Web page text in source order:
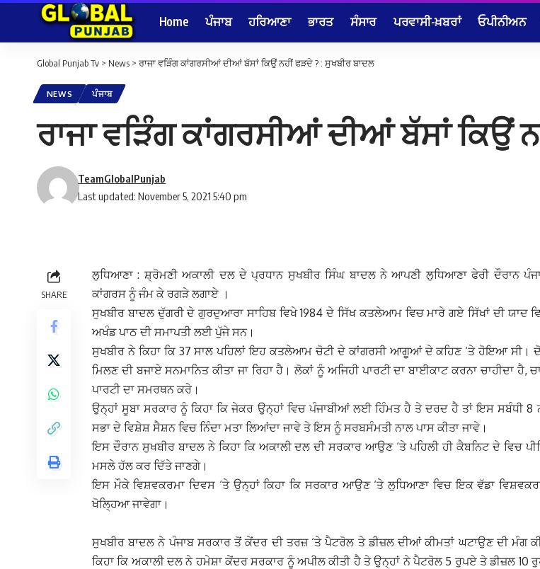
Home ਪੰਜਾਬ ਹਰਿਆਣਾ ਭਾਰਤ ਸੰਸਾਰ ਪਰਵਾਸੀ-ਖ਼ਬਰਾਂ ਓਪੀਨੀਅਨ
Global Punjab Tv > News > ਰਾਜਾ ਵੜਿੰਗ ਕਾਂਗਰਸੀਆਂ ਦੀਆਂ ਬੱਸਾਂ ਕਿਉਂ‌ ਨਹੀਂ ਫੜਦੇ ? : ਸੁਖਬੀਰ ਬਾਦਲ
NEWS ਪੰਜਾਬ
ਰਾਜਾ ਵੜਿੰਗ ਕਾਂਗਰਸੀਆਂ ਦੀਆਂ ਬੱਸਾਂ ਕਿਉਂ‌
Last updated: November 5, 2021 5:40 pm
TeamGlobalPunjab
SHARE
ਲੁਧਿਆਣਾ : ਸ਼੍ਰੋਮਣੀ ਅਕਾਲੀ ਦਲ ਦੇ ਪ੍ਰਧਾਨ ਸੁਖਬੀਰ ਸਿੰਘ ਬਾਦਲ ਨੇ ਆਪਣੀ ਲੁਧਿਆਣਾ ਫੇਰੀ ਦੌਰਾਨ
ਕਾਂਗਰਸ ਨੂੰ ਜੰਮ ਕੇ ਰਗੜੇ ਲਗਾਏ ।
ਸੁਖਬੀਰ ਬਾਦਲ ਦੁੱਗਰੀ ਦੇ ਗੁਰਦੁਆਰਾ ਸਾਹਿਬ ਵਿਖੇ 1984 ਦੇ ਸਿੱਖ ਕਤਲੇਆਮ ਵਿਚ ਮਾਰੇ ਗਏ ਸਿੱਖਾਂ ਦੀ ਯਾਦ
ਅਖੰਡ ਪਾਠ ਦੀ ਸਮਾਪਤੀ ਲਈ ਪੁੱਜੇ ਸਨ।
ਸੁਖਬੀਰ ਨੇ ਕਿਹਾ ਕਿ 37 ਸਾਲ ਪਹਿਲਾਂ ਇਹ ਕਤਲੇਆਮ ਚੋਟੀ ਦੇ ਕਾਂਗਰਸੀ ਆਗੂਆਂ ਦੇ ਕਹਿਣ ‘ਤੇ ਹੋਇਆ ਸੀ।
ਮਿਲਣ ਦੀ ਬਜਾਏ ਸਨਮਾਨਿਤ ਕੀਤਾ ਜਾ ਰਿਹਾ ਹੈ। ਲੋਕਾਂ ਨੂੰ ਅਜਿਹੀ ਪਾਰਟੀ ਦਾ ਬਾਈਕਾਟ ਕਰਨਾ ਚਾਹੀਦਾ ਹੈ,
ਪਾਰਟੀ ਦਾ ਸਮਰਥਨ ਕਰੇ।
ਉਨ੍ਹਾਂ ਸੂਬਾ ਸਰਕਾਰ ਨੂੰ ਕਿਹਾ ਕਿ ਜੇਕਰ ਉਨ੍ਹਾਂ ਵਿਚ ਪੰਜਾਬੀਆਂ ਲਈ ਹਿੰਮਤ ਹੈ ਤੇ ਦਰਦ ਹੈ ਤਾਂ ਇਸ ਸਬੰਧੀ 8
ਸਭਾ ਦੇ ਵਿਸ਼ੇਸ਼ ਸੈਸ਼ਨ ਵਿਚ ਨਿੰਦਾ ਮਤਾ ਲਿਆਂਦਾ ਜਾਵੇ ਤੇ ਇਸ ਨੂੰ ਸਰਬਸੰਮਤੀ ਨਾਲ ਪਾਸ ਕੀਤਾ ਜਾਵੇ।
ਇਸ ਦੌਰਾਨ ਸੁਖਬੀਰ ਬਾਦਲ ਨੇ ਕਿਹਾ ਕਿ ਅਕਾਲੀ ਦਲ ਦੀ ਸਰਕਾਰ ਆਉਣ ‘ਤੇ ਪਹਿਲੀ ਹੀ ਕੈਬਨਿਟ ਦੇ ਵਿਚ
ਮਸਲੇ ਹੱਲ ਕਰ ਦਿੱਤੇ ਜਾਣਗੇ।
ਇਸ ਮੌਕੇ ਵਿਸ਼ਵਕਰਮਾ ਦਿਵਸ ‘ਤੇ ਉਨ੍ਹਾਂ ਕਿਹਾ ਕਿ ਸਰਕਾਰ ਆਉਣ ‘ਤੇ ਲੁਧਿਆਣਾ ਵਿਚ ਇਕ ਵੱਡਾ
ਖੋਲ੍ਹਿਆ ਜਾਵੇਗਾ।
ਸੁਖਬੀਰ ਬਾਦਲ ਨੇ ਪੰਜਾਬ ਸਰਕਾਰ ਤੋਂ ਕੇਂਦਰ ਦੀ ਤਰਜ਼ ‘ਤੇ ਪੈਟਰੋਲ ਤੇ ਡੀਜ਼ਲ ਦੀਆਂ ਕੀਮਤਾਂ ਘਟਾਉਣ ਦੀ ਮੰਗ
ਕਿਹਾ ਕਿ ਅਕਾਲੀ ਦਲ ਨੇ ਹਮੇਸ਼ਾ ਕੇਂਦਰ ਸਰਕਾਰ ਨੂੰ ਅਪੀਲ ਕੀਤੀ ਹੈ ਤੇ ਉਨ੍ਹਾਂ ਨੇ ਪੈਟਰੋਲ 5 ਰੁਪਏ ਤੇ ਡੀਜ਼ਲ 10